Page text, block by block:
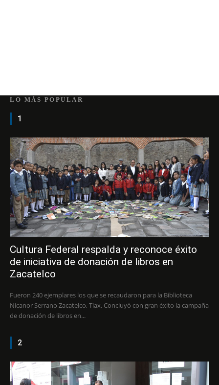
LO MÁS POPULAR
1
Cultura Federal respalda y reconoce éxito
de iniciativa de donación de libros en
Zacatelco
Fueron 240 ejemplares los que se recaudaron para la Biblioteca
Nicanor Serrano Zacatelco, Tlax. Concluyó con gran éxito la campaña
de donación de libros en...
2